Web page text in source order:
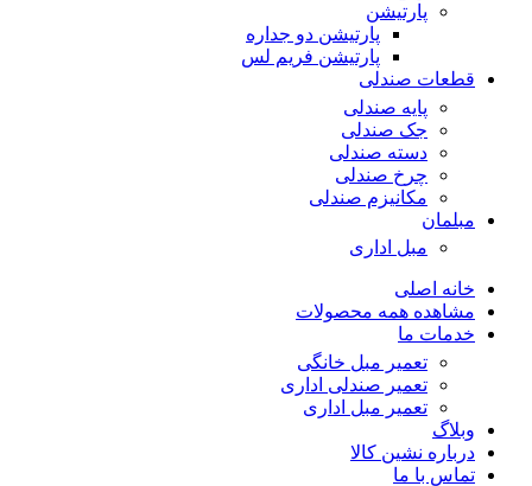
پارتیشن
پارتیشن دو جداره
پارتیشن فریم لس
قطعات صندلی
پایه صندلی
جک صندلی
دسته صندلی
چرخ صندلی
مکانیزم صندلی
مبلمان
مبل اداری
خانه اصلی
مشاهده همه محصولات
خدمات ما
تعمیر مبل خانگی
تعمیر صندلی اداری
تعمیر مبل اداری
وبلاگ
درباره نشین کالا
تماس با ما